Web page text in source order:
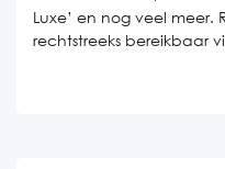
Luxe’ en nog veel meer.
rechtstreeks bereikbaar